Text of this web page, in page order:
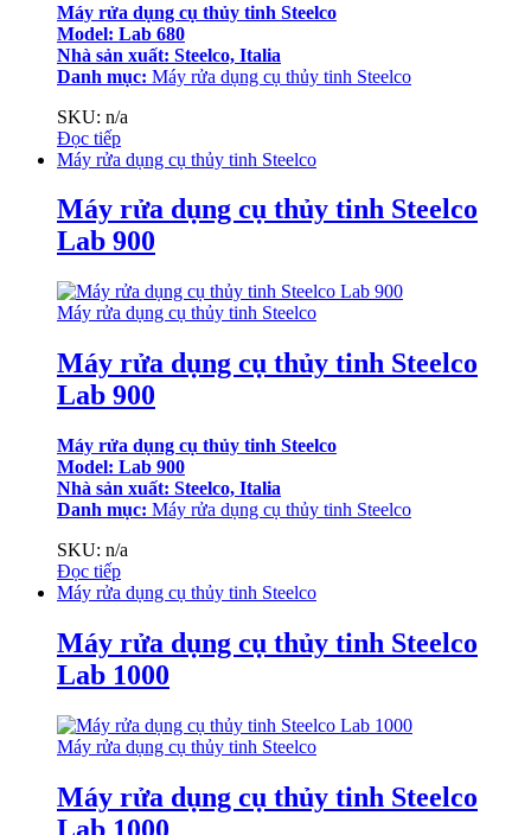
Máy rửa dụng cụ thủy tinh Steelco
Model: Lab 680
Nhà sản xuất: Steelco, Italia
Danh mục: Máy rửa dụng cụ thủy tinh Steelco
SKU: n/a
Đọc tiếp
Máy rửa dụng cụ thủy tinh Steelco
Máy rửa dụng cụ thủy tinh Steelco
Lab 900
Máy rửa dụng cụ thủy tinh Steelco
Máy rửa dụng cụ thủy tinh Steelco
Lab 900
Máy rửa dụng cụ thủy tinh Steelco
Model: Lab 900
Nhà sản xuất: Steelco, Italia
Danh mục: Máy rửa dụng cụ thủy tinh Steelco
SKU: n/a
Đọc tiếp
Máy rửa dụng cụ thủy tinh Steelco
Máy rửa dụng cụ thủy tinh Steelco
Lab 1000
Máy rửa dụng cụ thủy tinh Steelco
Máy rửa dụng cụ thủy tinh Steelco